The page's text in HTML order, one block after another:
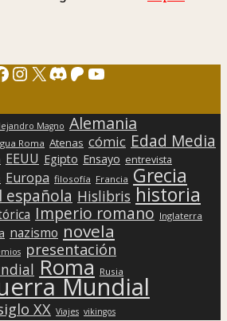
Instagram
X Discord
Patreon
YouTube
Magno Alemania
Roma Atenas cómic Edad Media
EEUU Egipto Ensayo entrevista
Europa filosofía Francia Grecia
española Hislibris historia
Imperio romano Inglaterra
nazismo novela
presentación
Roma Rusia
Mundial
XX Viajes vikingos